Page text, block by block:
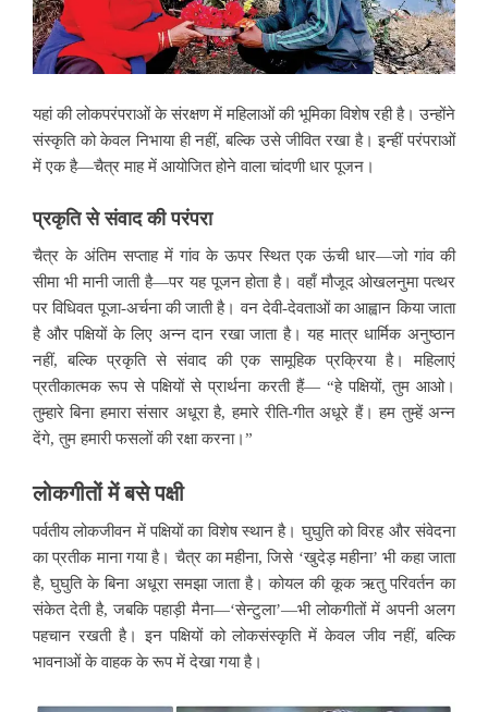
यहां की लोकपरंपराओं के संरक्षण में महिलाओं की भूमिका विशेष रही है। उन्होंने
संस्कृति को केवल निभाया ही नहीं, बल्कि उसे जीवित रखा है। इन्हीं परंपराओं
में एक है—चैत्र माह में आयोजित होने वाला चांदणी धार पूजन।
प्रकृति से संवाद की परंपरा
चैत्र के अंतिम सप्ताह में गांव के ऊपर स्थित एक ऊंची धार—जो गांव की
सीमा भी मानी जाती है—पर यह पूजन होता है। वहाँ मौजूद ओखलनुमा पत्थर
पर विधिवत पूजा-अर्चना की जाती है। वन देवी-देवताओं का आह्वान किया जाता
है और पक्षियों के लिए अन्न दान रखा जाता है। यह मात्र धार्मिक अनुष्ठान
नहीं, बल्कि प्रकृति से संवाद की एक सामूहिक प्रक्रिया है। महिलाएं
प्रतीकात्मक रूप से पक्षियों से प्रार्थना करती हैं— “हे पक्षियों, तुम आओ।
तुम्हारे बिना हमारा संसार अधूरा है, हमारे रीति-गीत अधूरे हैं। हम तुम्हें अन्न
देंगे, तुम हमारी फसलों की रक्षा करना।”
लोकगीतों में बसे पक्षी
पर्वतीय लोकजीवन में पक्षियों का विशेष स्थान है। घुघुति को विरह और संवेदना
का प्रतीक माना गया है। चैत्र का महीना, जिसे ‘खुदेड़ महीना’ भी कहा जाता
है, घुघुति के बिना अधूरा समझा जाता है। कोयल की कूक ऋतु परिवर्तन का
संकेत देती है, जबकि पहाड़ी मैना—‘सेन्टुला’—भी लोकगीतों में अपनी अलग
पहचान रखती है। इन पक्षियों को लोकसंस्कृति में केवल जीव नहीं, बल्कि
भावनाओं के वाहक के रूप में देखा गया है।